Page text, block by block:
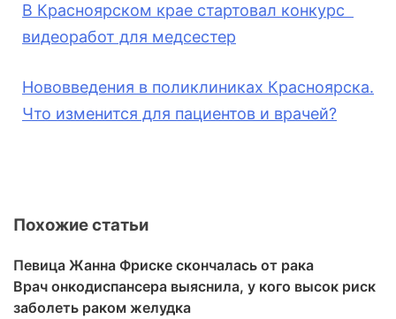
В Красноярском крае стартовал конкурс
видеоработ для медсестер
Нововведения в поликлиниках Красноярска.
Что изменится для пациентов и врачей?
Похожие статьи
Певица Жанна Фриске скончалась от рака
Врач онкодиспансера выяснила, у кого высок риск
заболеть раком желудка